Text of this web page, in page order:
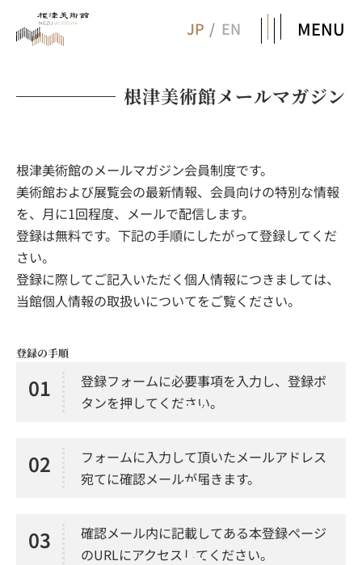
JP EN MENU
根津美術館メールマガジン
根津美術館のメールマガジン会員制度です。
美術館および展覧会の最新情報、会員向けの特別な情報
を、月に1回程度、メールで配信します。
登録は無料です。下記の手順にしたがって登録してくだ
さい。
登録に際してご記入いただく個人情報につきましては、
当館個人情報の取扱いについてをご覧ください。
登録の手順
01
登録フォームに必要事項を入力し、登録ボ
タンを押してください。
02
フォームに入力して頂いたメールアドレス
宛てに確認メールが届きます。
03
確認メール内に記載してある本登録ページ
のURLにアクセスしてください。